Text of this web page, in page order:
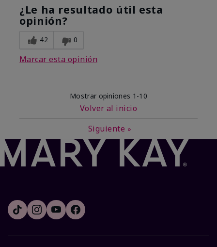
¿Le ha resultado útil esta
opinión?
42 0
Marcar esta opinión
Mostrar opiniones 1-10
Volver al inicio
Siguiente »